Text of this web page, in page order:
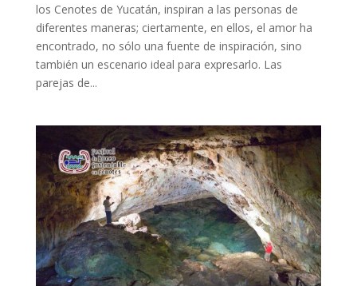
los Cenotes de Yucatán, inspiran a las personas de
diferentes maneras; ciertamente, en ellos, el amor ha
encontrado, no sólo una fuente de inspiración, sino
también un escenario ideal para expresarlo. Las
parejas de...